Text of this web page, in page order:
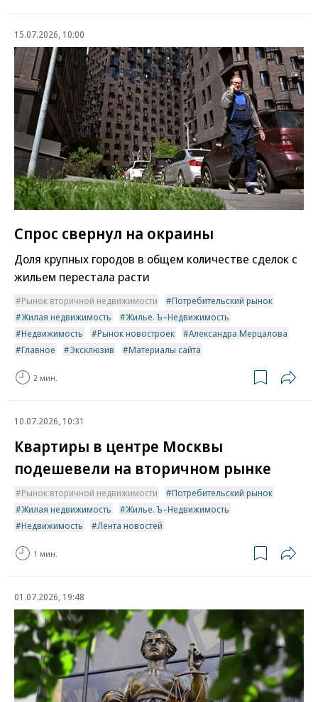
15.07.2026, 10:00
Спрос свернул на окраины
Доля крупных городов в общем количестве сделок с
жильем перестала расти
Рынок вторичной недвижимости
Потребительский рынок
Жилая недвижимость
Жилье. Ъ–Недвижимость
Недвижимость
Рынок новостроек
Александра Мерцалова
Главное
Эксклюзив Материалы сайта
2 мин.
10.07.2026, 10:31
Квартиры в центре Москвы
подешевели на вторичном рынке
Рынок вторичной недвижимости
Потребительский рынок
Жилая недвижимость
Жилье. Ъ–Недвижимость
Недвижимость
Лента новостей
1 мин.
01.07.2026, 19:48